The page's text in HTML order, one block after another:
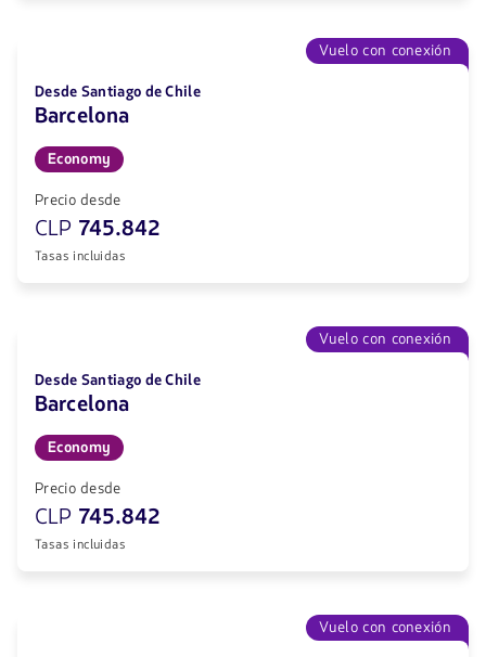
Vuelo con conexión
Desde Santiago de Chile
Barcelona
Economy
Precio desde
CLP 745.842
Tasas incluidas
Vuelo con conexión
Desde Santiago de Chile
Barcelona
Economy
Precio desde
CLP 745.842
Tasas incluidas
Vuelo con conexión